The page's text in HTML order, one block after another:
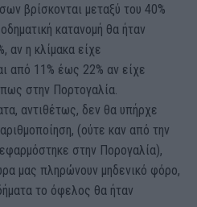
βρίσκονται μεταξύ του 40%
κατανομή θα ήταν
αν η κλίμακα είχε
από 11% έως 22% αν είχε
στην Πορτογαλία.
αντιθέτως, δεν θα υπήρχε
(ούτε καν από την
στην Πορογαλία),
μας πληρώνουν μηδενικό φόρο,
το όφελος θα ήταν